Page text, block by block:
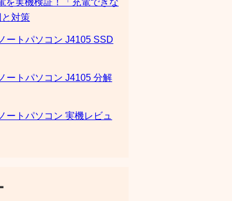
対策
ートパソコン J4105 SSD
ートパソコン J4105 分解
ートパソコン 実機レビュ